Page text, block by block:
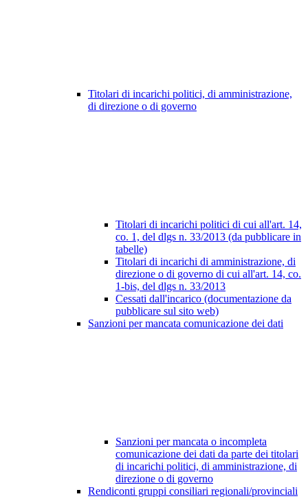
Titolari di incarichi politici, di amministrazione,
di direzione o di governo
Titolari di incarichi politici di cui all'art. 14,
co. 1, del dlgs n. 33/2013 (da pubblicare in
tabelle)
Titolari di incarichi di amministrazione, di
direzione o di governo di cui all'art. 14, co.
1-bis, del dlgs n. 33/2013
Cessati dall'incarico (documentazione da
pubblicare sul sito web)
Sanzioni per mancata comunicazione dei dati
Sanzioni per mancata o incompleta
comunicazione dei dati da parte dei titolari
di incarichi politici, di amministrazione, di
direzione o di governo
Rendiconti gruppi consiliari regionali/provinciali